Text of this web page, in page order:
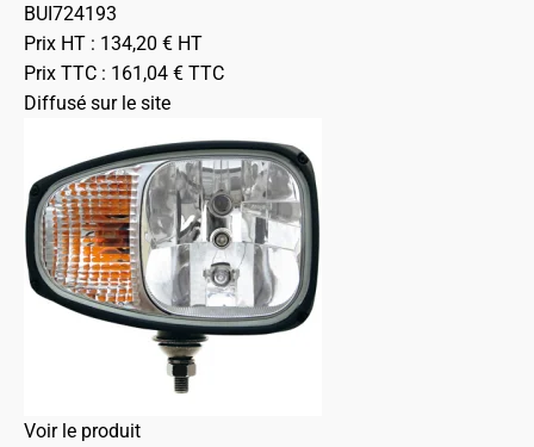
BUI724193
Prix HT : 134,20 € HT
Prix TTC : 161,04 € TTC
Diffusé sur le site
Voir le produit